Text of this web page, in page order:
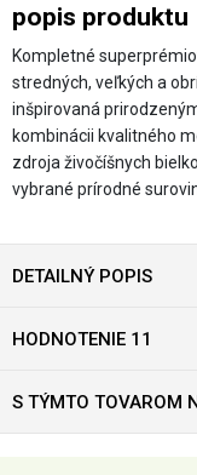
popis produktu
Kompletné
stredných, veľkých a
inšpirovaná
kombinácii kvalitného
zdroja živočíšnych
vybrané prírodné
DETAILNÝ POPIS
HODNOTENIE 11
S TÝMTO TOVAROM